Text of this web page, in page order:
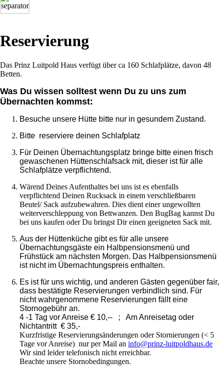
Reservierung
Das Prinz Luitpold Haus verfügt über ca 160 Schlafplätze, davon 48
Betten.
Was Du wissen solltest wenn Du zu uns zum
Übernachten kommst:
Besuche unsere Hütte bitte nur in gesundem Zustand.
Bitte reserviere deinen Schlafplatz
Für Deinen Übernachtungsplatz bringe bitte einen frisch
gewaschenen Hüttenschlafsack mit, dieser ist für alle
Schlafplätze verpflichtend.
Wärend Deines Aufenthaltes bei uns ist es ebenfalls
verpflichtend Deinen Rucksack in einem verschließbaren
Beutel/ Sack aufzubewahren. Dies dient einer ungewollten
weiterverschleppung von Bettwanzen. Den BugBag kannst Du
bei uns kaufen oder Du bringst Dir einen geeigneten Sack mit.
Aus der Hüttenküche gibt es für alle unsere
Übernachtungsgäste ein Halbpensionsmenü und
Frühstück am nächsten Morgen. Das Halbpensionsmenü
ist nicht im Übernachtungspreis enthalten.
Es ist für uns wichtig, und anderen Gästen gegenüber fair,
dass bestätigte Reservierungen verbindlich sind. Für
nicht wahrgenommene Reservierungen fällt eine
Stornogebühr an.
4 -1 Tag vor Anreise € 10,-- ; Am Anreisetag oder
Nichtantritt € 35,-
Kurzfristige Reservierungsänderungen oder Stornierungen (< 5
Tage vor Anreise) nur per Mail an info@prinz-luitpoldhaus.de
Wir sind leider telefonisch nicht erreichbar.
Beachte unsere Stornobedingungen.